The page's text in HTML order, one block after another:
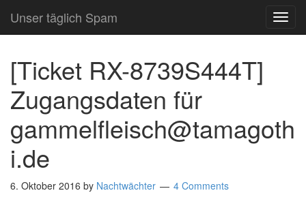
Unser täglich Spam
[Ticket RX-8739S444T]
Zugangsdaten für
gammelfleisch@tamagoth
i.de
6. Oktober 2016 by Nachtwächter 4 Comments